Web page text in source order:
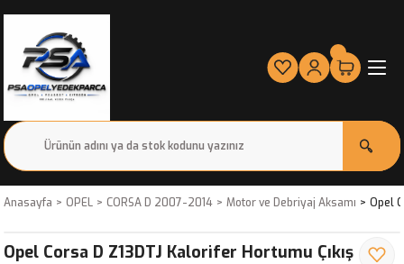
Anasayfa OPEL CORSA D 2007-2014 Motor ve Debriyaj Aksamı Opel
Opel Corsa D Z13DTJ Kalorifer Hortumu Çıkış